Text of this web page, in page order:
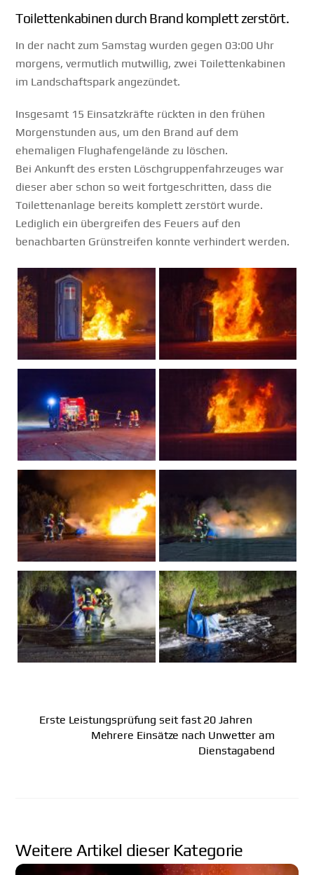
Toilettenkabinen durch Brand komplett zerstört.
In der nacht zum Samstag wurden gegen 03:00 Uhr
morgens, vermutlich mutwillig, zwei Toilettenkabinen
im Landschaftspark angezündet.
Insgesamt 15 Einsatzkräfte rückten in den frühen
Morgenstunden aus, um den Brand auf dem
ehemaligen Flughafengelände zu löschen.
Bei Ankunft des ersten Löschgruppenfahrzeuges war
dieser aber schon so weit fortgeschritten, dass die
Toilettenanlage bereits komplett zerstört wurde.
Lediglich ein übergreifen des Feuers auf den
benachbarten Grünstreifen konnte verhindert werden.
Erste Leistungsprüfung seit fast 20 Jahren
Mehrere Einsätze nach Unwetter am
Dienstagabend